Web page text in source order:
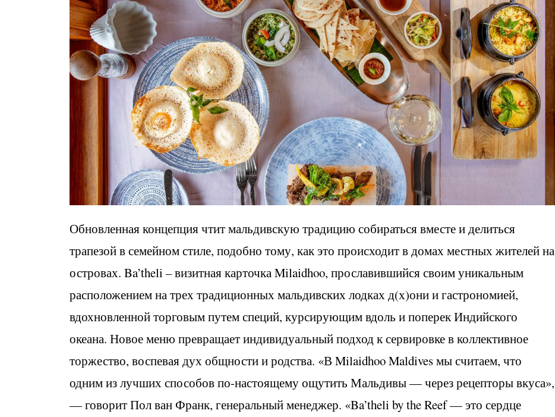
Обновленная концепция чтит мальдивскую традицию собираться вместе и делиться
трапезой в семейном стиле, подобно тому, как это происходит в домах местных жителей на
островах. Ba’theli – визитная карточка Milaidhoo, прославившийся своим уникальным
расположением на трех традиционных мальдивских лодках д(х)они и гастрономией,
вдохновленной торговым путем специй, курсирующим вдоль и поперек Индийского
океана. Новое меню превращает индивидуальный подход к сервировке в коллективное
торжество, воспевая дух общности и родства. «В Milaidhoo Maldives мы считаем, что
одним из лучших способов по-настоящему ощутить Мальдивы — через рецепторы вкуса»,
— говорит Пол ван Франк, генеральный менеджер. «Ba’theli by the Reef — это сердце